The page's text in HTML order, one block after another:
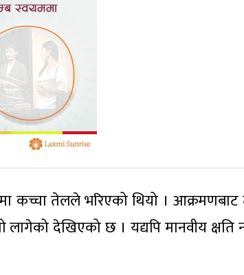
कच्चा तेलले भरिएको थियो । आक्रमणबाट
लागेको देखिएको छ । यद्यपि मानवीय